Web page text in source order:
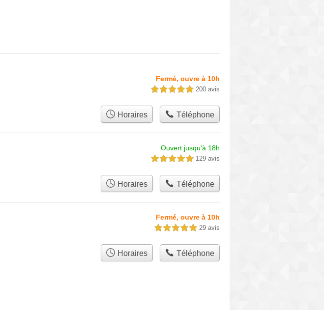
Fermé, ouvre à 10h
5,0 étoiles sur 5 200 avis
Horaires Téléphone
Ouvert jusqu'à 18h
5,0 étoiles sur 5 129 avis
Horaires Téléphone
Fermé, ouvre à 10h
5,0 étoiles sur 5 29 avis
Horaires Téléphone